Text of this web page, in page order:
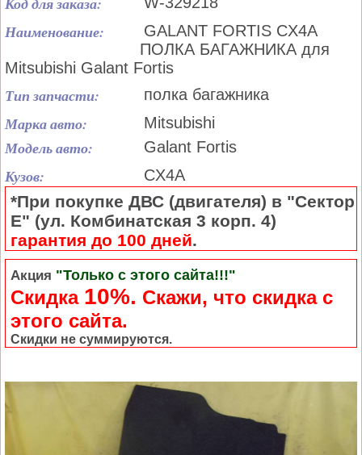
Наименование:
GALANT FORTIS CX4A
ПОЛКА БАГАЖНИКА для
Mitsubishi Galant Fortis
Тип запчасти: полка багажника
Марка авто: Mitsubishi
Модель авто: Galant Fortis
Кузов: CX4A
*При покупке ДВС (двигателя) в "Сектор
Е" (ул. Комбинатская 3 корп. 4)
гарантия до 100 дней.
Акция "Только с этого сайта!!!"
Скидка 10%. Cкажи, что скидка с
этого сайта.
Скидки не суммируются.